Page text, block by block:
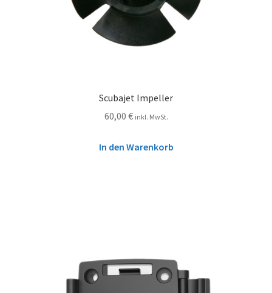
Scubajet Impeller
60,00 € inkl. MwSt.
In den Warenkorb